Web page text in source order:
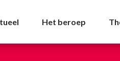
Het beroep